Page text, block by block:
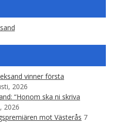
vinner första
2026
“Honom ska ni skriva
2026
mot Västerås 7